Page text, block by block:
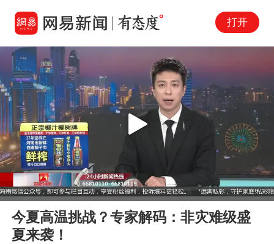
打开
00:00 02:56
Play
今夏高温挑战？专家解码：非灾难级盛
夏来袭！